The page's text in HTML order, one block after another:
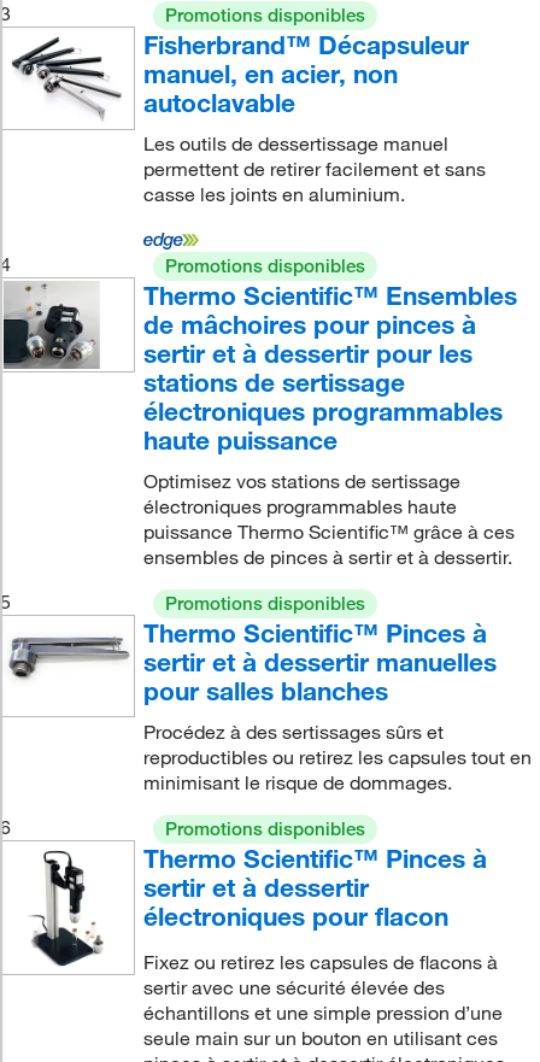
3 Promotions disponibles
Fisherbrand™ Décapsuleur
manuel, en acier, non
autoclavable
Les outils de dessertissage manuel
permettent de retirer facilement et sans
casse les joints en aluminium.
4 Promotions disponibles
Thermo Scientific™ Ensembles
de mâchoires pour pinces à
sertir et à dessertir pour les
stations de sertissage
électroniques programmables
haute puissance
Optimisez vos stations de sertissage
électroniques programmables haute
puissance Thermo Scientific™ grâce à ces
ensembles de pinces à sertir et à dessertir.
5
Promotions disponibles
Thermo Scientific™ Pinces à
sertir et à dessertir manuelles
pour salles blanches
Procédez à des sertissages sûrs et
reproductibles ou retirez les capsules tout en
minimisant le risque de dommages.
6
Promotions disponibles
Thermo Scientific™ Pinces à
sertir et à dessertir
électroniques pour flacon
Fixez ou retirez les capsules de flacons à
sertir avec une sécurité élevée des
échantillons et une simple pression d’une
seule main sur un bouton en utilisant ces